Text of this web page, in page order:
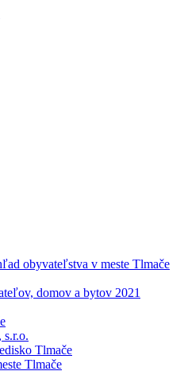
obyvateľstva v meste Tlmače
domov a bytov 2021
Tlmače
Tlmače